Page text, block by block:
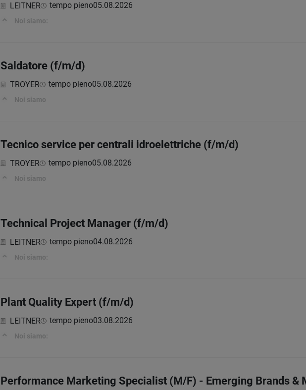
LEITNER tempo pieno05.08.2026
Noi siamo:
Saldatore (f/m/d)
TROYER tempo pieno05.08.2026
Noi siamo
Tecnico service per centrali idroelettriche (f/m/d)
TROYER tempo pieno05.08.2026
Noi siamo
Technical Project Manager (f/m/d)
LEITNER tempo pieno04.08.2026
Noi siamo:
Plant Quality Expert (f/m/d)
LEITNER tempo pieno03.08.2026
Noi siamo:
Performance Marketing Specialist (M/F) - Emerging Brands &